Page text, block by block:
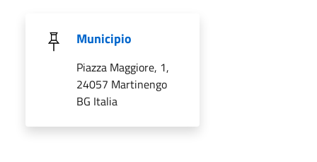
Municipio
Piazza Maggiore, 1,
24057 Martinengo
BG Italia